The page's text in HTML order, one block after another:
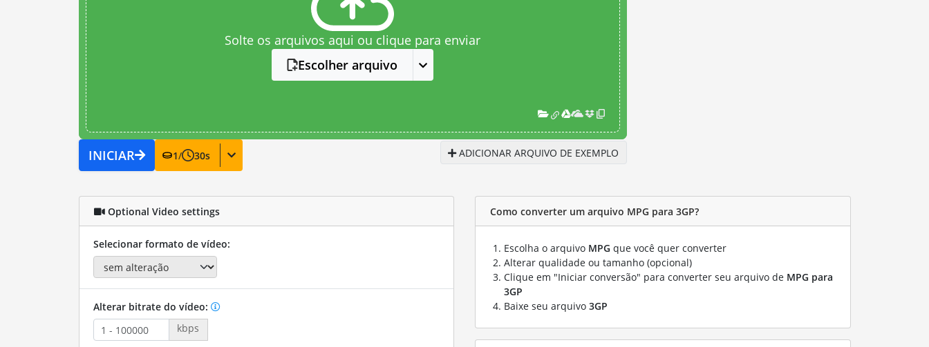
Solte os arquivos aqui ou clique para enviar
Escolher arquivo
INICIAR 1/ 30s ADICIONAR ARQUIVO DE EXEMPLO
Optional Video settings
Selecionar formato de vídeo:
Alterar bitrate do vídeo:
kbps
Como converter um arquivo MPG para 3GP?
Escolha o arquivo MPG que você quer converter
Alterar qualidade ou tamanho (opcional)
Clique em "Iniciar conversão" para converter seu arquivo de MPG para
3GP
Baixe seu arquivo 3GP